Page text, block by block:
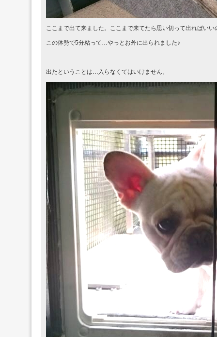
ここまで出て来ました。ここまで来てたら思い切って出ればい
この体勢で5分粘って…やっとお外に出られました♪
出たということは…入らなくてはいけません。